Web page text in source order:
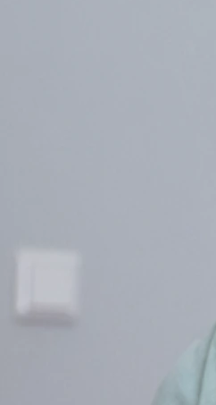
Beteiligt an der Unterstützung
Ergotherapeuten und
Die Diagnose einer
Beschwerden aufgrund der
Gestörtes emotionales
Das Ungleichgewicht entsteht
Krebspatienten auf. Die
Verändertes Selbstkonzept
Betroffene können einen
und Sozialleben zustande